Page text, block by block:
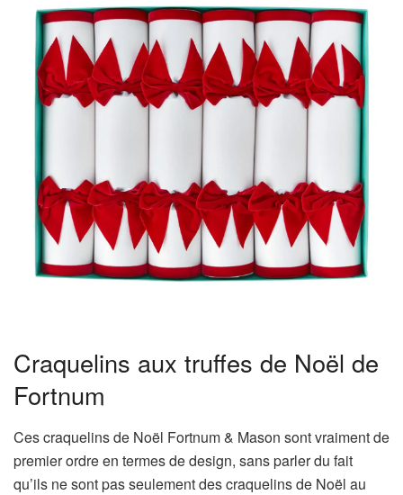
Craquelins aux truffes de Noël de
Fortnum
Ces craquelins de Noël Fortnum & Mason sont vraiment de
premier ordre en termes de design, sans parler du fait
qu’ils ne sont pas seulement des craquelins de Noël au